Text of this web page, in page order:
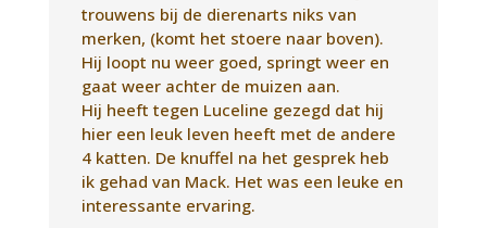
Patricia van Wingerde
Healing touch voor Plecy